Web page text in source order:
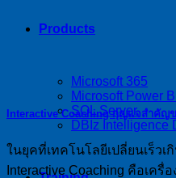
Products
Microsoft 365
Microsoft Power
SQL Server
DBIz Intelligence
Interactive Coaching กุญแจสำคัญ
ในยุคที่เทคโนโลยีเปลี่ยนเร็ว
Interactive Coaching คือเ